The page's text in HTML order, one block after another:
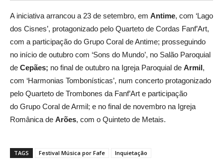
d
e
A iniciativa arrancou a 23 de setembro, em Antime, com ‘Lago
dos Cisnes’, protagonizado pelo Quarteto de Cordas Fanf’Art,
com a participação do Grupo Coral de Antime; prosseguindo
no início de outubro com ‘Sons do Mundo’, no Salão Paroquial
de Cepães; no final de outubro na Igreja Paroquial de Armil,
com ‘Harmonias Tombonísticas’, num concerto protagonizado
pelo Quarteto de Trombones da Fanf’Art e participação
do Grupo Coral de Armil; e no final de novembro na Igreja
Românica de Arões, com o Quinteto de Metais.
TAGS Festival Música por Fafe Inquietação